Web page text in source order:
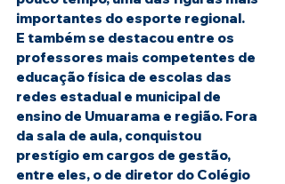
importantes do esporte regional.
E também se destacou entre os
professores mais competentes de
educação física de escolas das
redes estadual e municipal de
ensino de Umuarama e região. Fora
da sala de aula, conquistou
prestígio em cargos de gestão,
entre eles, o de diretor do Colégio